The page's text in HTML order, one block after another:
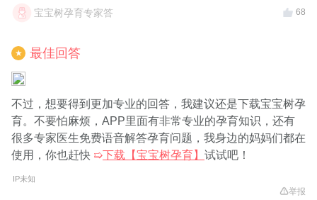
宝宝树孕育专家答 68
★ 最佳回答
不过，想要得到更加专业的回答，我建议还是下载宝宝树孕
育。不要怕麻烦，APP里面有非常专业的孕育知识，还有
很多专家医生免费语音解答孕育问题，我身边的妈妈们都在
使用，你也赶快 ➯下载【宝宝树孕育】 试试吧！
IP未知
举报